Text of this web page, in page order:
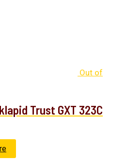
Out of
Trust GXT 323C